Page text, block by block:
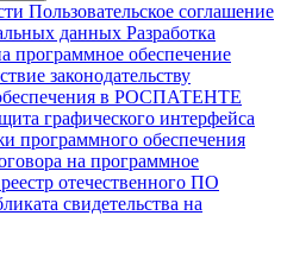
Пользовательское соглашение
данных Разработка
программное обеспечение
законодательству
в РОСПАТЕНТЕ
графического интерфейса
программного обеспечения
на программное
отечественного ПО
свидетельства на